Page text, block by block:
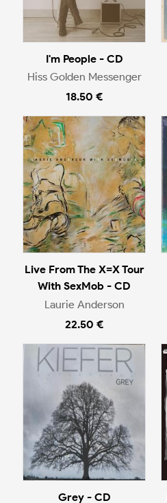
I'm People - CD
Hiss Golden Messenger
18.50 €
Live From The X=X Tour
With SexMob - CD
Laurie Anderson
22.50 €
Grey - CD